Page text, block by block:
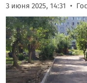
3 июня 2025, 14:31